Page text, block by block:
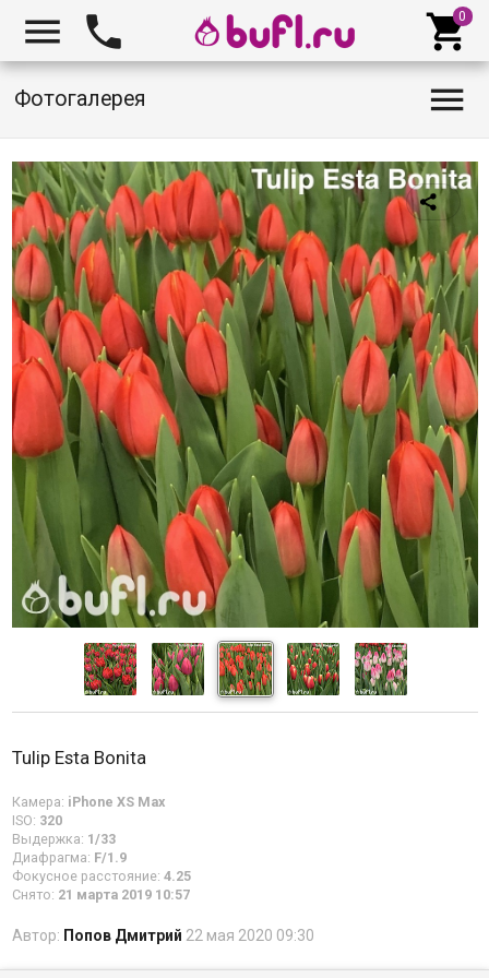
  
Фотогалерея 
Tulip Esta Bonita
Камера: iPhone XS Max
ISO: 320
Выдержка: 1/33
Диафрагма: F/1.9
Фокусное расстояние: 4.25
Снято: 21 марта 2019 10:57
Автор: Попов Дмитрий 22 мая 2020 09:30